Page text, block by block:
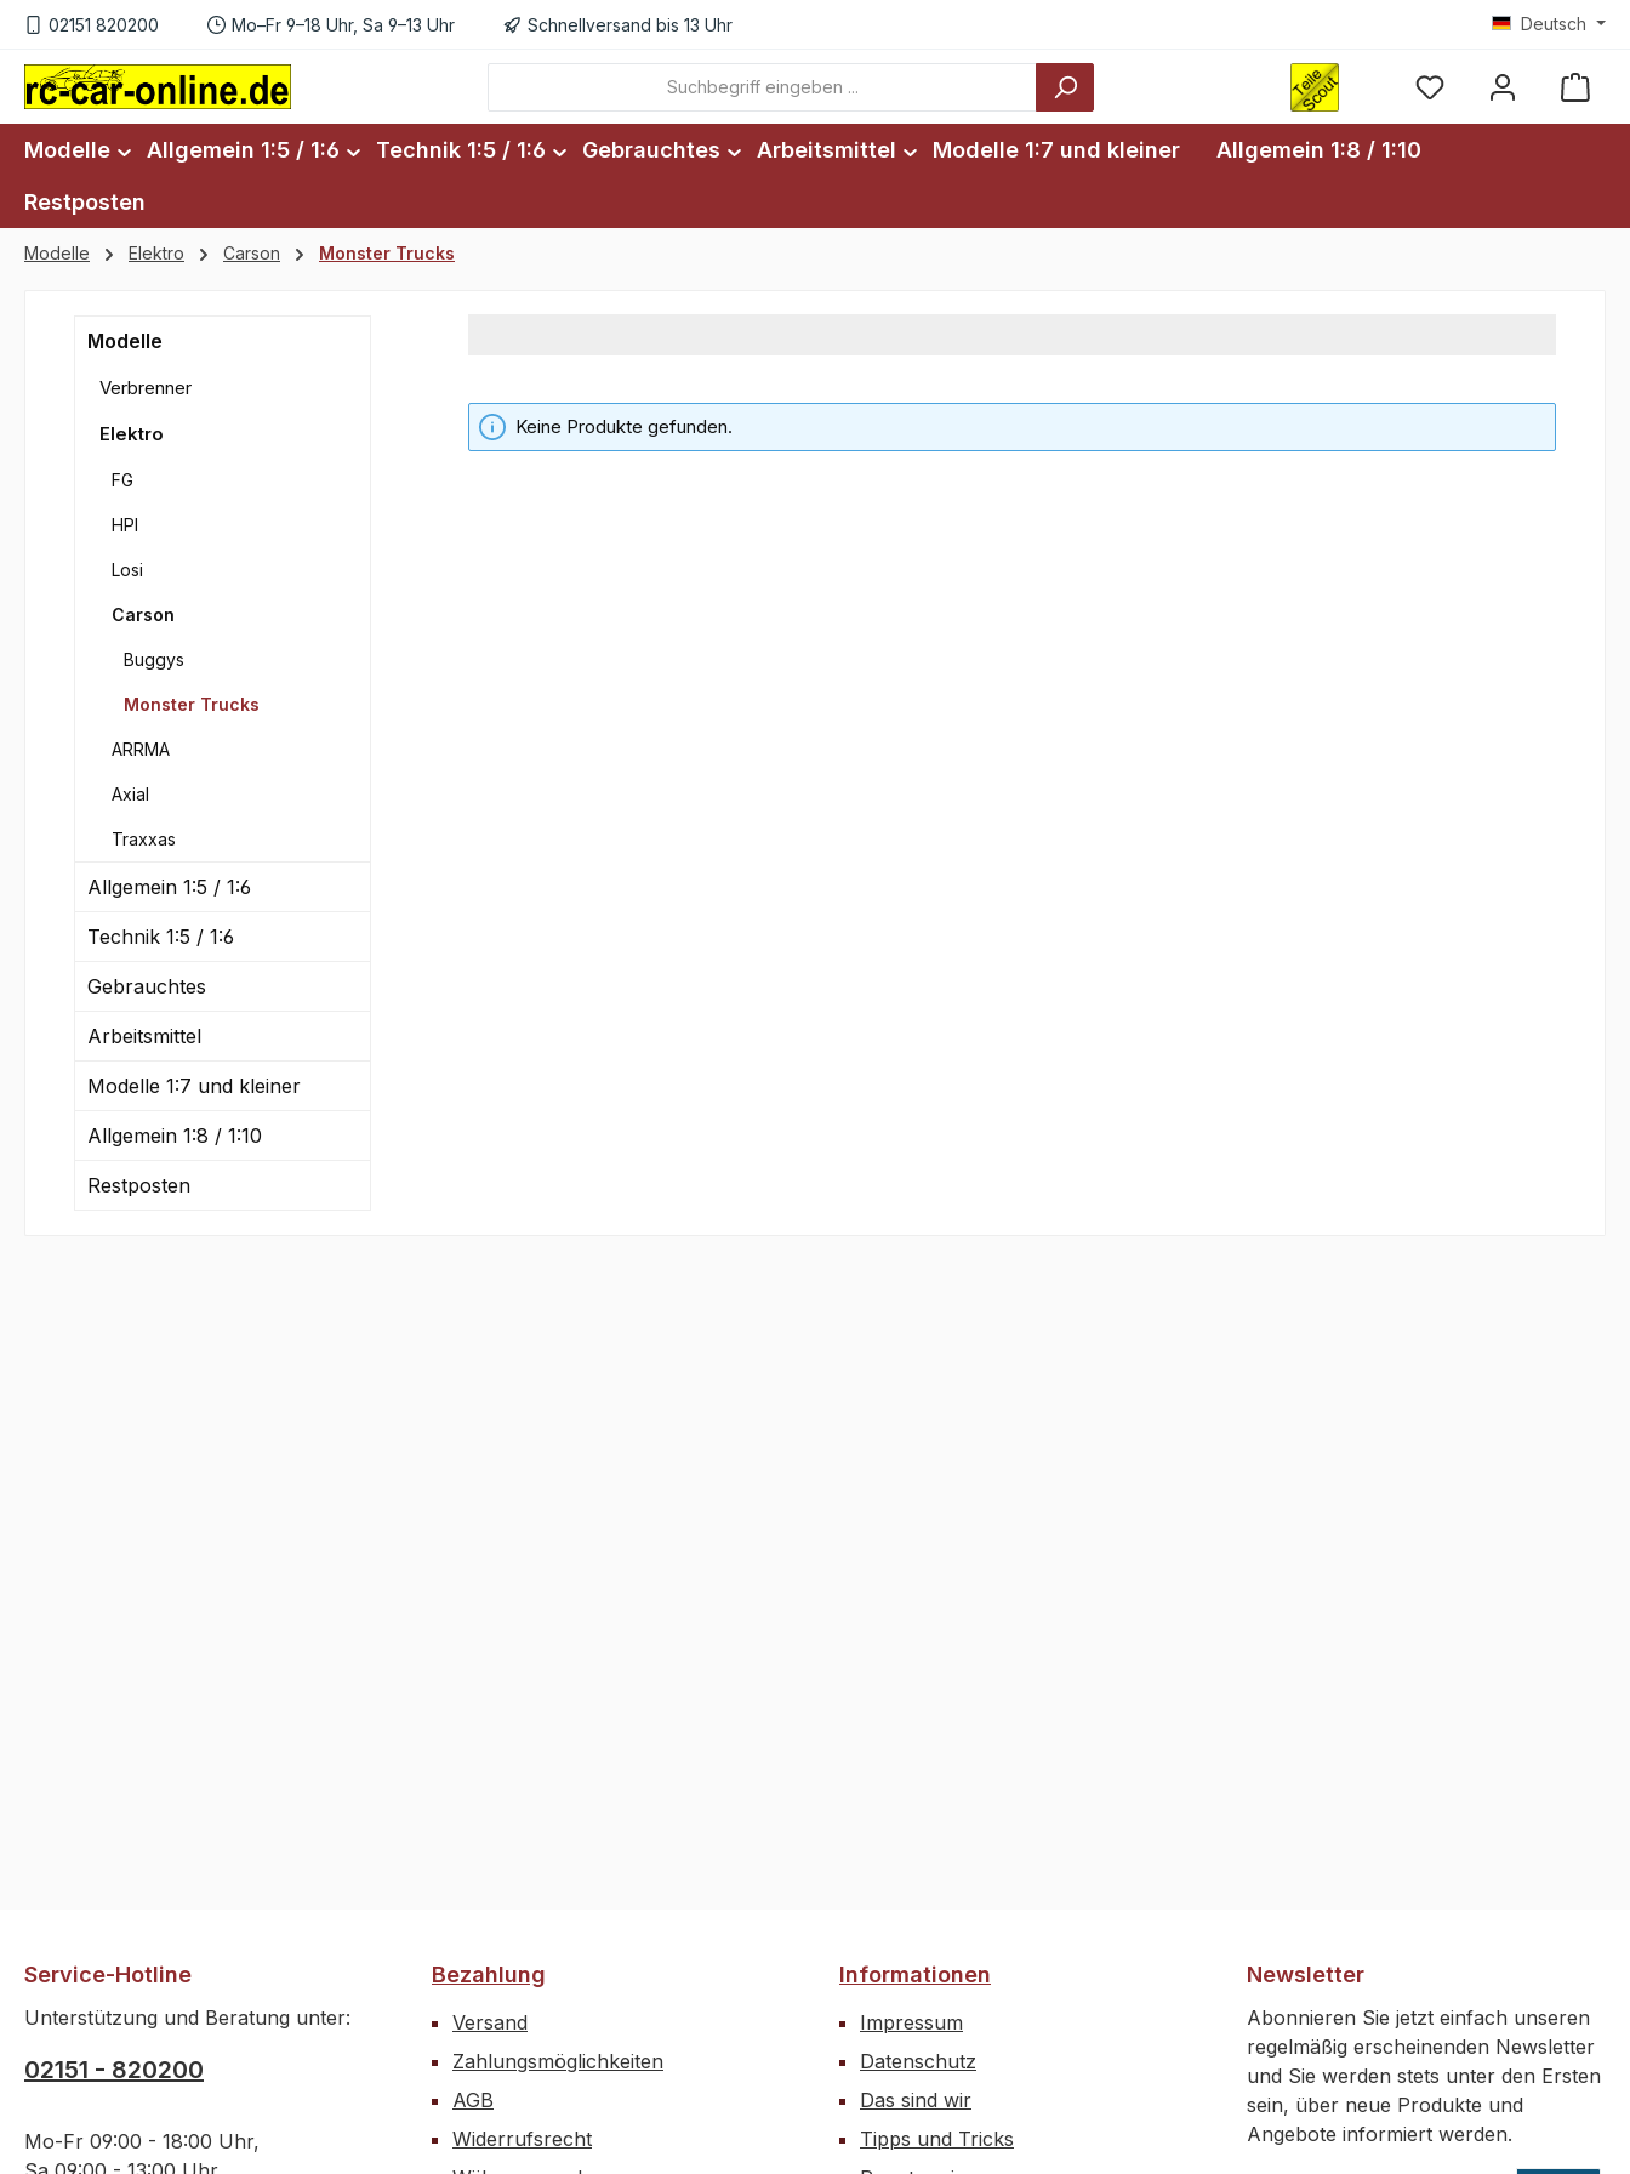
Hauptinhalt springen
Zur Suche springen
Zur Hauptnavigation springen
02151 820200 Mo–Fr 9–18 Uhr, Sa 9–13 Uhr Schnellversand bis 13 Uhr Deutsch
Modelle Allgemein 1:5 / 1:6 Technik 1:5 / 1:6 Gebrauchtes Arbeitsmittel Modelle 1:7 und kleiner Allgemein 1:8 / 1:10
Restposten
Modelle Elektro Carson Monster Trucks
Modelle
Verbrenner
Elektro
FG
HPI
Losi
Carson
Buggys
Monster Trucks
ARRMA
Axial
Traxxas
Allgemein 1:5 / 1:6
Technik 1:5 / 1:6
Gebrauchtes
Arbeitsmittel
Modelle 1:7 und kleiner
Allgemein 1:8 / 1:10
Restposten
Keine Produkte gefunden.
Service-Hotline
Unterstützung und Beratung unter:
02151 - 820200
Mo-Fr 09:00 - 18:00 Uhr,
Bezahlung
Versand
Zahlungsmöglichkeiten
AGB
Widerrufsrecht
Informationen
Impressum
Datenschutz
Das sind wir
Tipps und Tricks
Newsletter
Abonnieren Sie jetzt einfach unseren
regelmäßig erscheinenden Newsletter
und Sie werden stets unter den Ersten
sein, über neue Produkte und
Angebote informiert werden.